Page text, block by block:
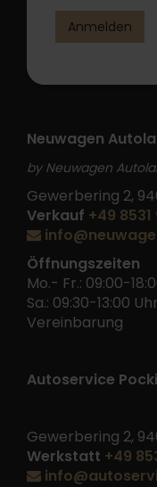
Anmelden
Neuwagen
by Neuwagen
Gewerbering 2,
Verkauf +49 8531
Öffnungszeiten
Mo.- Fr.: 09:00-
Sa.: 09:30-13:00
Vereinbarung
Autoservice
Gewerbering 2,
Werkstatt +49